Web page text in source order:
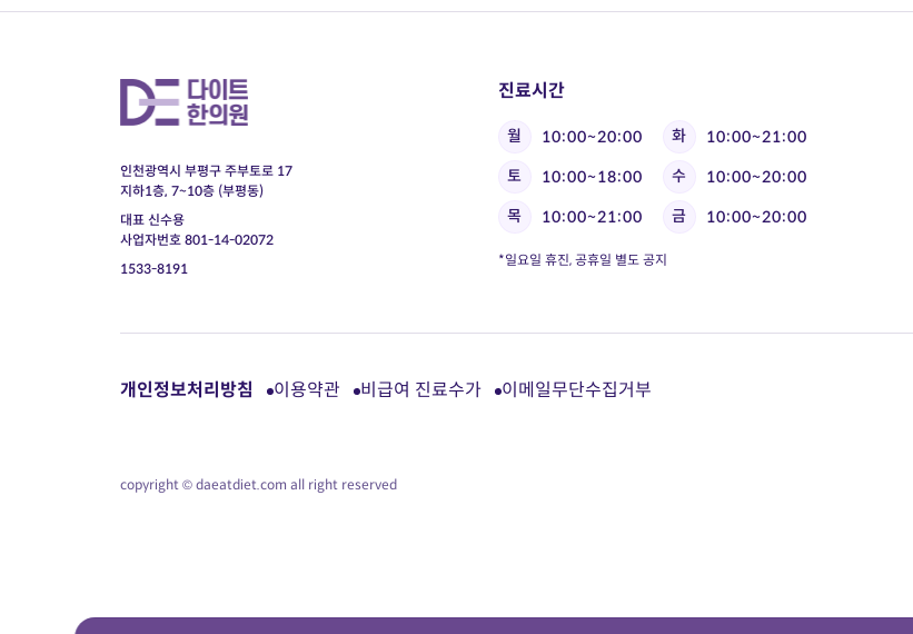
인천광역시 부평구 주부토로 17
지하1층, 7~10층 (부평동)
대표 신수용
사업자번호 801-14-02072
1533-8191
진료시간
월 10:00~20:00 화
10:00~21:00
토
10:00~18:00 수
10:00~20:00
목
10:00~21:00 금 10:00~20:00
*일요일 휴진, 공휴일 별도 공지
개인정보처리방침 이용약관 비급여 진료수가 이메일무단수집거부
copyright © daeatdiet.com all right reserved
로
가